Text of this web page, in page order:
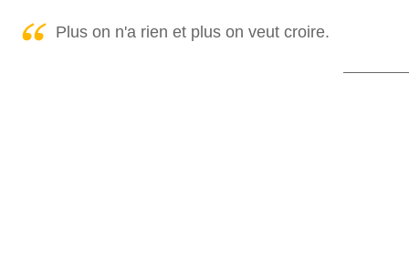
Plus on n'a rien et plus on veut croire.